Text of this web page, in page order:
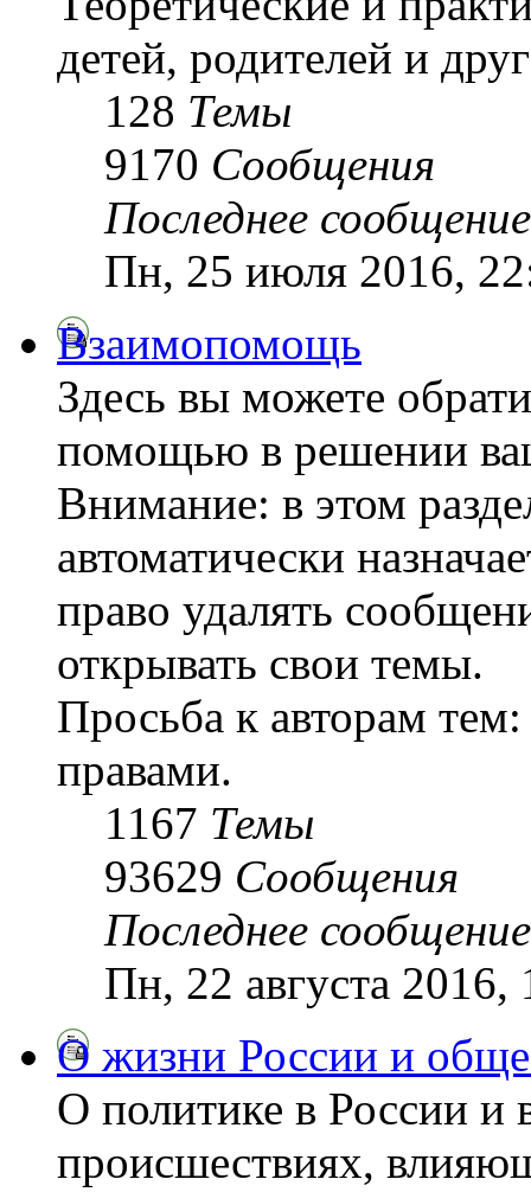
детей, родителей и
128 Темы
9170 Сообщения
Последнее сообщение
Пн, 25 июля 2016,
Взаимопомощь
Здесь вы можете
помощью в решении
Внимание: в этом
автоматически
право удалять
открывать свои темы.
Просьба к авторам
правами.
1167 Темы
93629 Сообщения
Последнее сообщение
Пн, 22 августа
О жизни России и
О политике в России и
происшествиях,